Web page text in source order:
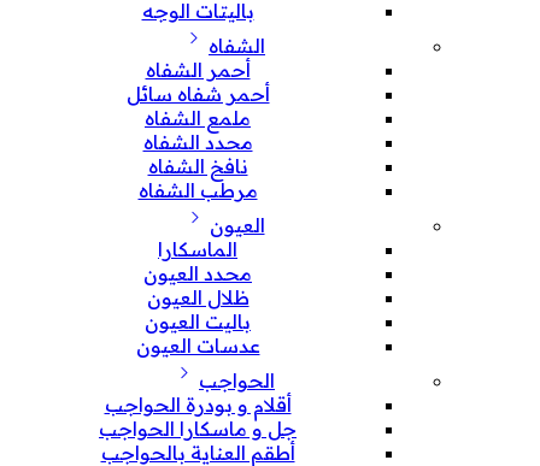
باليتات الوجه
الشفاه
أحمر الشفاه
أحمر شفاه سائل
ملمع الشفاه
محدد الشفاه
نافخ الشفاه
مرطب الشفاه
العيون
الماسكارا
محدد العيون
ظلال العيون
باليت العيون
عدسات العيون
الحواجب
أقلام و بودرة الحواجب
جل و ماسكارا الحواجب
أطقم العناية بالحواجب